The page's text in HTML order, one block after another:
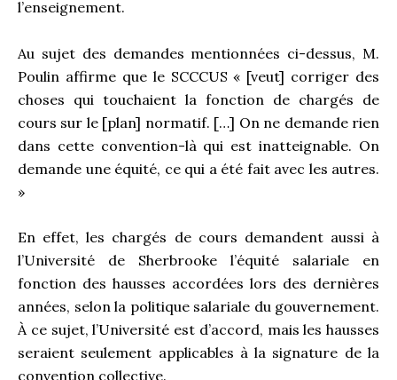
l’enseignement.
Au sujet des demandes mentionnées ci-dessus, M.
Poulin affirme que le SCCCUS « [veut] corriger des
choses qui touchaient la fonction de chargés de
cours sur le [plan] normatif. […] On ne demande rien
dans cette convention-là qui est inatteignable. On
demande une équité, ce qui a été fait avec les autres.
»
En effet, les chargés de cours demandent aussi à
l’Université de Sherbrooke l’équité salariale en
fonction des hausses accordées lors des dernières
années, selon la politique salariale du gouvernement.
À ce sujet, l’Université est d’accord, mais les hausses
seraient seulement applicables à la signature de la
convention collective.